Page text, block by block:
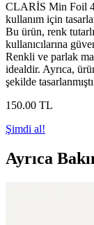
CLARİS Min Foil
kullanım için
Bu ürün, renk
kullanıcılarına
Renkli ve parlak
idealdir. Ayrıca,
şekilde
150.00 TL
Şimdi al!
Ayrıca